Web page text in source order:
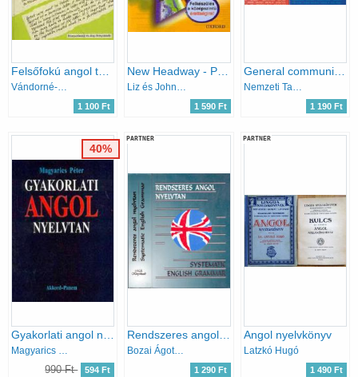
Felsőfokú angol társalgási és külkereskedelmi nyelvkönyv
Vándorné-Zerkowitz-Kertész
1 100 Ft
New Headway - Pre-Intermediate Középszintű Gyakorló Tesztek
Liz és John Soars
1 590 Ft
General communication skills and exercises + munkafüzet
Nemzeti Tankönyvkiadó
1 190 Ft
Magyarics Péter
990 Ft 594 Ft
40%
PARTNER
Bozai Ágota (szerk.)
1 290 Ft
PARTNER
Angol nyelvkönyv
Latzkó Hugó
1 490 Ft